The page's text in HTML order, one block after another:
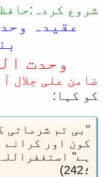
ز
ک
ے
و
ا
ل
ا
شروع
عقيدہ
وحدت
ضامن علی جلال
کو کہا:​
''بی تم شرماتی
کون اور کرانے
؛242)